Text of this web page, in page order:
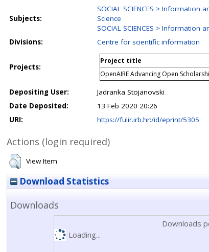
Subjects:
SOCIAL SCIENCES >
Science
SOCIAL SCIENCES > Information
Divisions:
Centre for scientific information
Projects:
Project title
OpenAIRE Advancing Open
Depositing User:
Jadranka Stojanovski
Date Deposited:
13 Feb 2020 20:26
URI:
https://fulir.irb.hr:/id/eprint/5305
Actions (login required)
View Item
Download Statistics
Downloads
Downloads
Loading...